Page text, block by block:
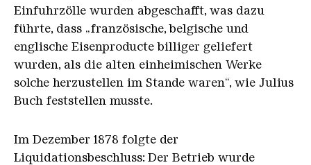
Einfuhrzölle wurden abgeschafft, was dazu
führte, dass „französische, belgische und
englische Eisenproducte billiger geliefert
wurden, als die alten einheimischen Werke
solche herzustellen im Stande waren“, wie Julius
Buch feststellen musste.
Im Dezember 1878 folgte der
Liquidationsbeschluss: Der Betrieb wurde